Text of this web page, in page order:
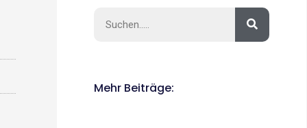
Mehr Beiträge: